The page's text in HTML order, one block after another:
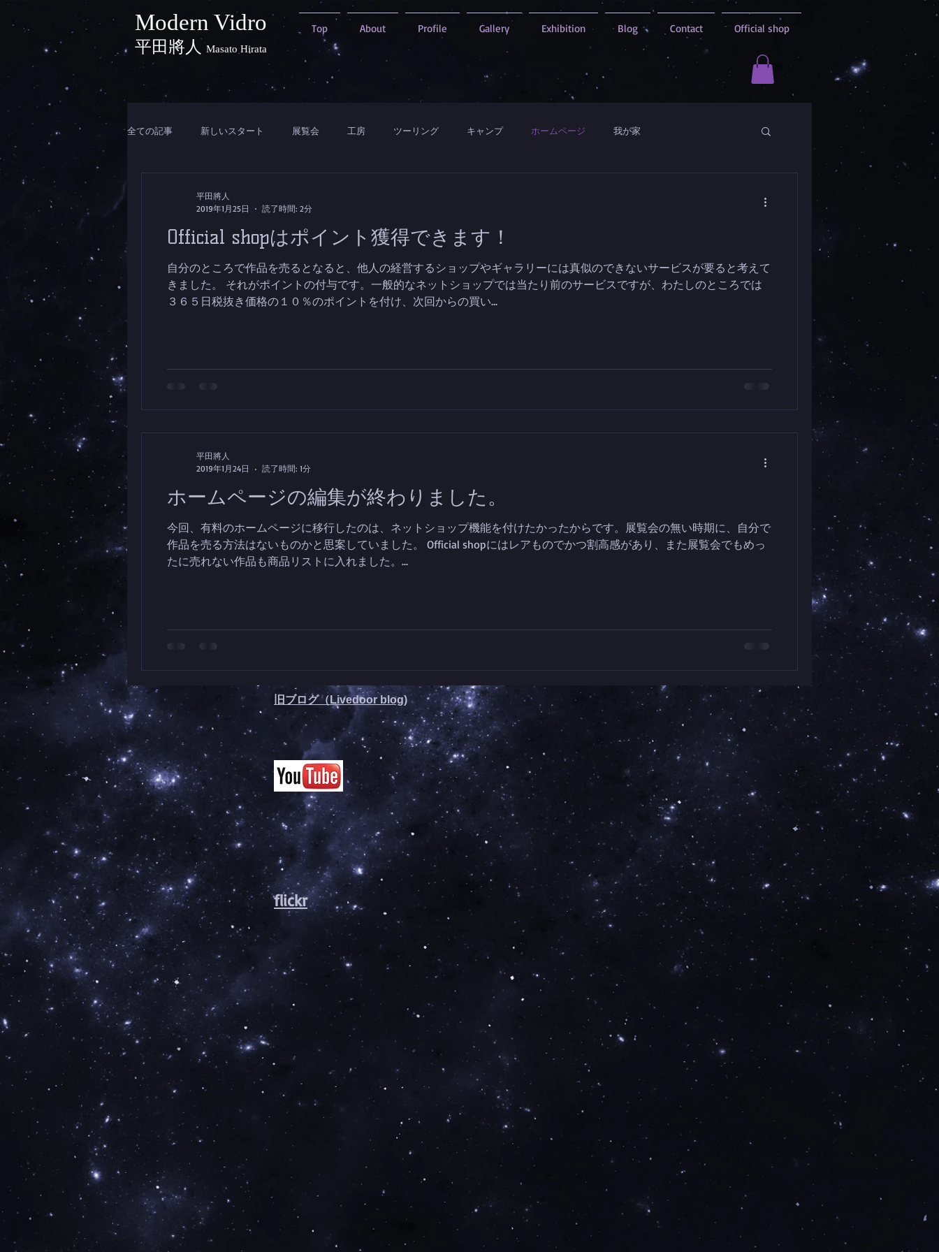
Modern Vidro
平田將人 Masato Hirata
Top About Profile Gallery Exhibition Blog Contact Official shop
全ての記事 新しいスタート 展覧会 工房 ツーリング キャンプ ホームページ 我が家
Official shopはポイント獲得できます！
自分のところで作品を売るとなると、他人の経営するショップやギャラリーには真似のできないサービスが要ると考えて
きました。 それがポイントの付与です。一般的なネットショップでは当たり前のサービスですが、わたしのところでは
３６５日税抜き価格の１０％のポイントを付け、次回からの買い...
平田將人
2019年1月25日
読了時間: 2分
ホームページの編集が終わりました。
今回、有料のホームページに移行したのは、ネットショップ機能を付けたかったからです。展覧会の無い時期に、自分で
作品を売る方法はないものかと思案していました。 Official shopにはレアものでかつ割高感があり、また展覧会でもめっ
たに売れない作品も商品リストに入れました。...
平田將人
2019年1月24日
読了時間: 1分
旧ブログ（Livedoor blog)
​flickr